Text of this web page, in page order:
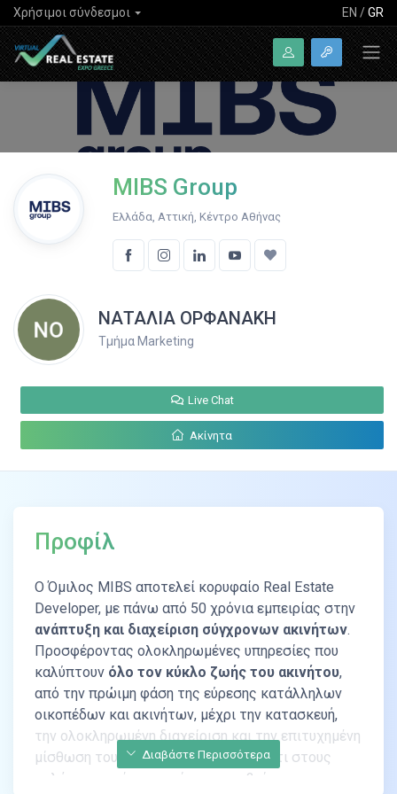
Χρήσιμοι σύνδεσμοι EN /GR
MIBS Group
Ελλάδα, Αττική, Κέντρο Αθήνας
ΝΑΤΑΛΙΑ ΟΡΦΑΝΑΚΗ
Τμήμα Marketing
Live Chat
Ακίνητα
Προφίλ
Ο Όμιλος MIBS αποτελεί κορυφαίο Real Estate
Developer, µε πάνω από 50 χρόνια εμπειρίας στην
ανάπτυξη και διαχείριση σύγχρονων ακινήτων.
Προσφέροντας ολοκληρωμένες υπηρεσίες που
καλύπτουν όλο τον κύκλο ζωής του ακινήτου,
από την πρώιμη φάση της εύρεσης κατάλληλων
οικοπέδων και ακινήτων, μέχρι την κατασκευή,
την ολοκληρωμένη διαχείριση και την επιτυχημένη
μίσθωση τους, δεσμευόμαστε απέναντι στους
πελάτες μας ότι τα ακίνητα μας βρίσκονται
Διαβάστε Περισσότερα